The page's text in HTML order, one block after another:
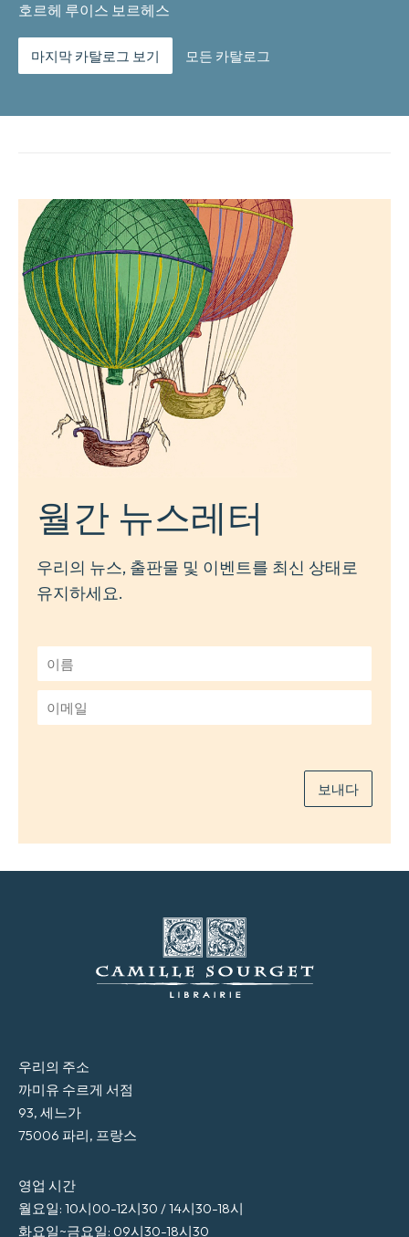
호르헤 루이스 보르헤스
마지막 카탈로그 보기 모든 카탈로그
월간 뉴스레터
우리의 뉴스, 출판물 및 이벤트를 최신 상태로
유지하세요.
름
*
메
보내다
우리의 주소
까미유 수르게 서점
93, 세느가
75006 파리, 프랑스
영업 시간
월요일: 10시00-12시30 / 14시30-18시
화요일~금요일: 09시30-18시30